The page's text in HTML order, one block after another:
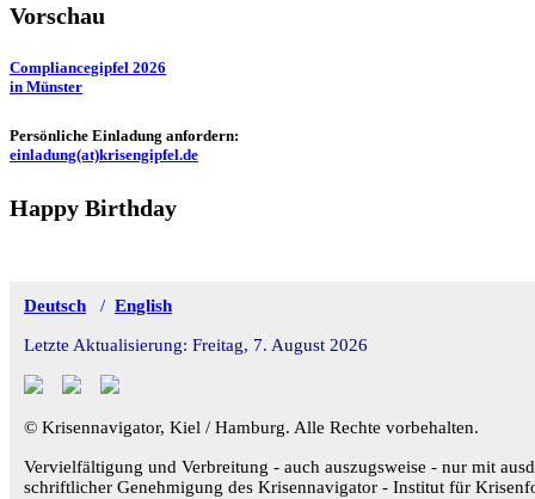
Vorschau
Compliancegipfel 2026
in Münster
Persönliche Einladung anfordern:
einladung(at)krisengipfel.de
Happy Birthday
Deutsch / English
Letzte Aktualisierung: Freitag, 7. August 2026
© Krisennavigator, Kiel / Hamburg. Alle Rechte vorbehalten.
Vervielfältigung und Verbreitung - auch auszugsweise - nur mit
schriftlicher Genehmigung des Krisennavigator - Institut für